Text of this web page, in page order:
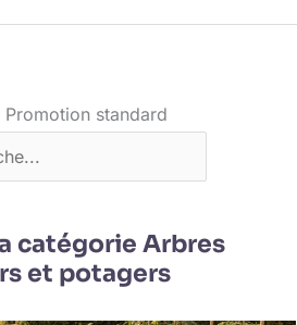
catégorie Arbres
et potagers